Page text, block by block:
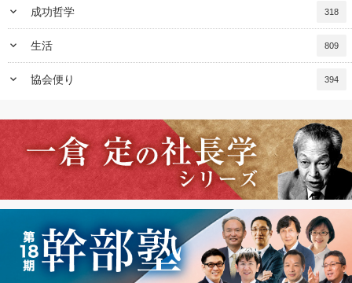
keyboard_arrow_down 成功哲学 318
keyboard_arrow_down 生活 809
keyboard_arrow_down 協会便り 394